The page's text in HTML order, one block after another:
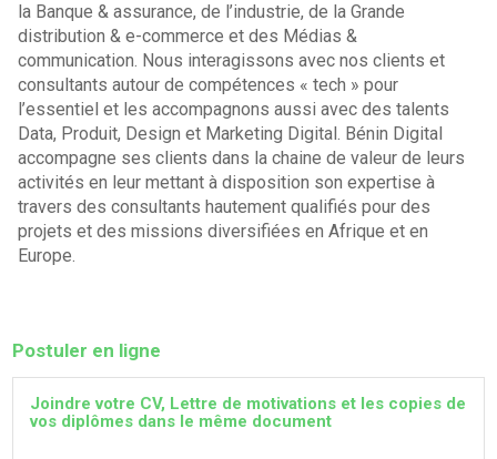
la Banque & assurance, de l’industrie, de la Grande
distribution & e-commerce et des Médias &
communication. Nous interagissons avec nos clients et
consultants autour de compétences « tech » pour
l’essentiel et les accompagnons aussi avec des talents
Data, Produit, Design et Marketing Digital. Bénin Digital
accompagne ses clients dans la chaine de valeur de leurs
activités en leur mettant à disposition son expertise à
travers des consultants hautement qualifiés pour des
projets et des missions diversifiées en Afrique et en
Europe.
Postuler en ligne
Joindre votre CV, Lettre de motivations et les copies de
vos diplômes dans le même document